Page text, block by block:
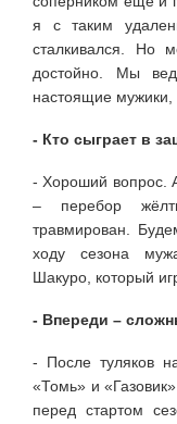
я с таким
сталкивался. Но
достойно. Мы
настоящие мужики,
- Кто сыграет в
- Хороший вопрос.
– перебор
травмирован.
ходу сезона
Шакуро, который
- Впереди –
- После туляков
«Томь» и
перед стартом